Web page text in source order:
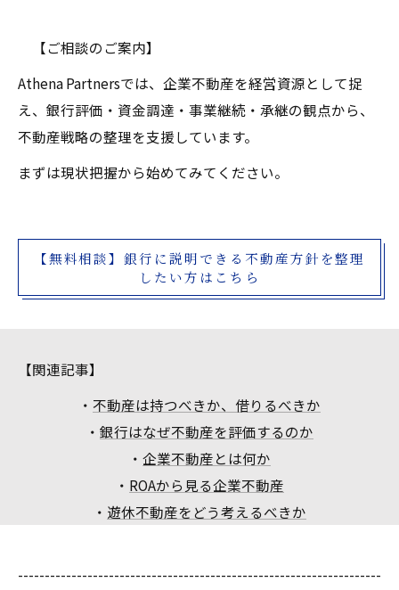
【ご相談のご案内】
Athena Partnersでは、企業不動産を経営資源として捉
え、銀行評価・資金調達・事業継続・承継の観点から、
不動産戦略の整理を支援しています。
まずは現状把握から始めてみてください。
【無料相談】銀行に説明できる不動産方針を整理
したい方はこちら
【関連記事】
・ 不動産は持つべきか、借りるべきか
・ 銀行はなぜ不動産を評価するのか
・ 企業不動産とは何か
・ ROAから見る企業不動産
・ 遊休不動産をどう考えるべきか
--------------------------------------------------------------------